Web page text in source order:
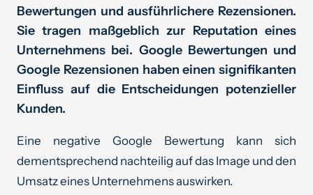
Bewertungen und ausführlichere Rezensionen.
Sie tragen maßgeblich zur Reputation eines
Unternehmens bei. Google Bewertungen und
Google Rezensionen haben einen signifikanten
Einfluss auf die Entscheidungen potenzieller
Kunden.
Eine negative Google Bewertung kann sich
dementsprechend nachteilig auf das Image und den
Umsatz eines Unternehmens auswirken.